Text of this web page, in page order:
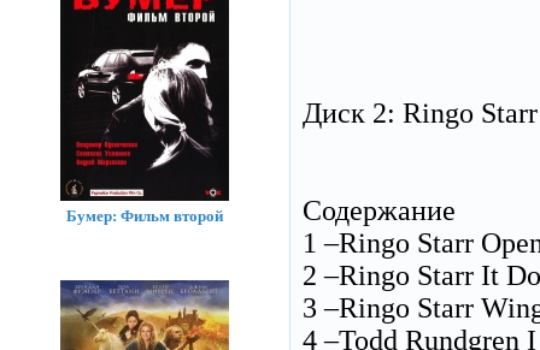
Диск 2: Ringo
Содержание
1 –Ringo Starr
2 –Ringo Starr It
3 –Ringo Starr
4 –Todd Rundgren
Бумер: Фильм второй